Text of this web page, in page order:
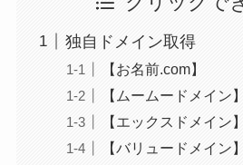
独自ドメイン取得
【お名前.com】
【ムームードメイン】
【エックスドメイン】
【バリュードメイン】